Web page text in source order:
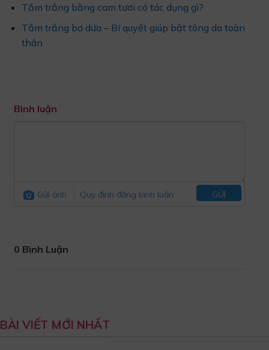
Tắm trắng bằng cam tươi có tác dụng gì?
Tắm trắng bơ dứa – Bí quyết giúp bật tông da toàn
thân
Bình luận
Gửi ảnh Quy định đăng bình luận GỬI
0 Bình Luận
BÀI VIẾT MỚI NHẤT